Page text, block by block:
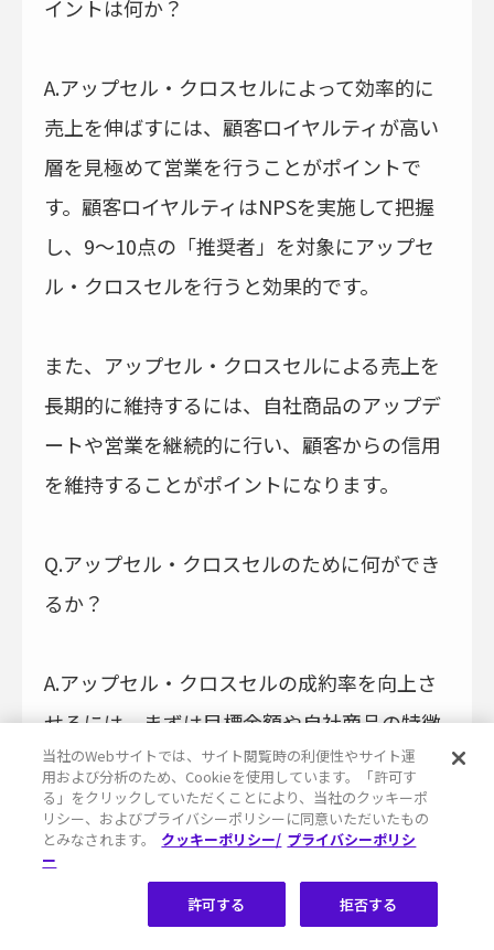
イントは何か？
A.アップセル・クロスセルによって効率的に
売上を伸ばすには、顧客ロイヤルティが高い
層を見極めて営業を行うことがポイントで
す。顧客ロイヤルティはNPSを実施して把握
し、9～10点の「推奨者」を対象にアップセ
ル・クロスセルを行うと効果的です。
また、アップセル・クロスセルによる売上を
長期的に維持するには、自社商品のアップデ
ートや営業を継続的に行い、顧客からの信用
を維持することがポイントになります。
Q.アップセル・クロスセルのために何ができ
るか？
A.アップセル・クロスセルの成約率を向上さ
せるには、まずは目標金額や自社商品の特徴
などに合わせてプライシングの方針を決める
ことをおすすめします。また、顧客が必要と
している商品を適切なタイミングでおすすめ
できるように、自社商品のラインナップを充
実させておくことも重要です。
当社のWebサイトでは、サイト閲覧時の利便性やサイト運
用および分析のため、Cookieを使用しています。「許可す
る」をクリックしていただくことにより、当社のクッキーポ
リシー、およびプライバシーポリシーに同意いただいたもの
とみなされます。
クッキーポリシー/ プライバシーポリシ
ー
拒否する
許可する